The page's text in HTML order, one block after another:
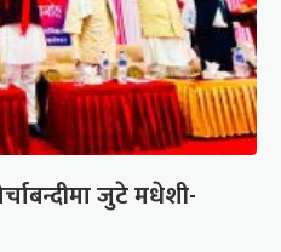
जुटे मधेशी-